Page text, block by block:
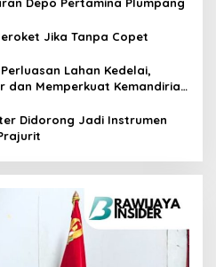
Depo Pertamina Plumpang
Jika Tanpa Copet
Lahan Kedelai,
dan Memperkuat Kemandirian
Didorong Jadi Instrumen